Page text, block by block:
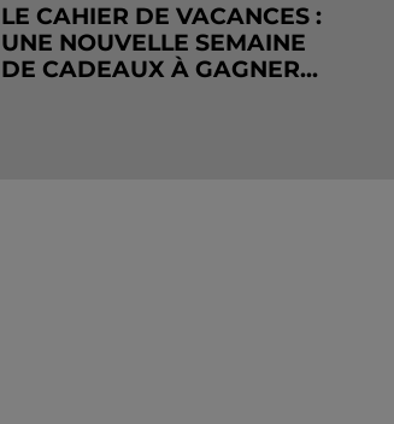
LE CAHIER DE VACANCES :
UNE NOUVELLE SEMAINE
DE CADEAUX À GAGNER...